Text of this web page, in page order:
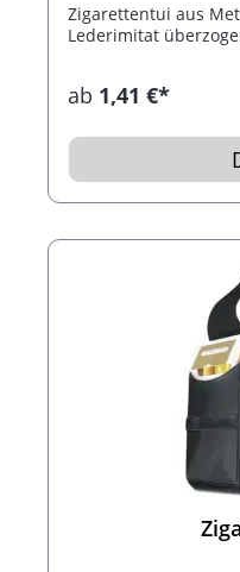
Zigarettentui aus
Lederimitat
ab 1,41 €*